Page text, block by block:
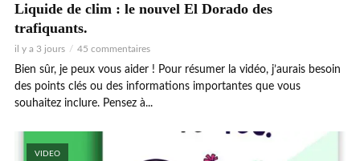
Liquide de clim : le nouvel El Dorado des
trafiquants.
il y a 3 jours 45 commentaires
Bien sûr, je peux vous aider ! Pour résumer la vidéo, j’aurais besoin
des points clés ou des informations importantes que vous
souhaitez inclure. Pensez à...
VIDEO